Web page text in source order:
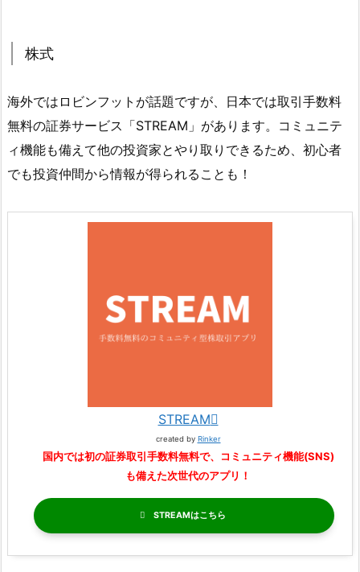
株式
海外ではロビンフットが話題ですが、日本では取引手数料
無料の証券サービス「STREAM」があります。コミュニテ
ィ機能も備えて他の投資家とやり取りできるため、初心者
でも投資仲間から情報が得られることも！
STREAM
created by Rinker
国内では初の証券取引手数料無料で、コミュニティ機能(SNS)
も備えた次世代のアプリ！
STREAM